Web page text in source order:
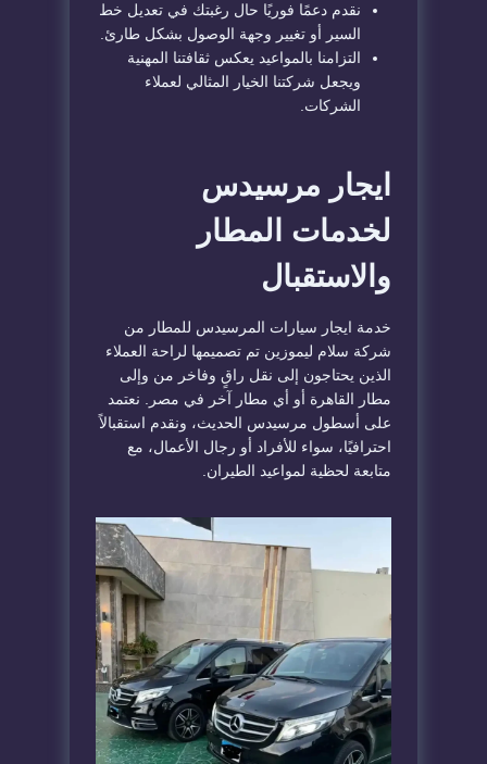
نقدم دعمًا فوريًا حال رغبتك في تعديل خط
السير أو تغيير وجهة الوصول بشكل طارئ.
التزامنا بالمواعيد يعكس ثقافتنا المهنية
ويجعل شركتنا الخيار المثالي لعملاء
الشركات.
ايجار مرسيدس
لخدمات المطار
والاستقبال
خدمة ايجار سيارات المرسيدس للمطار من
شركة سلام ليموزين تم تصميمها لراحة العملاء
الذين يحتاجون إلى نقل راقٍ وفاخر من وإلى
مطار القاهرة أو أي مطار آخر في مصر. نعتمد
على أسطول مرسيدس الحديث، ونقدم استقبالاً
احترافيًا، سواء للأفراد أو رجال الأعمال، مع
متابعة لحظية لمواعيد الطيران.